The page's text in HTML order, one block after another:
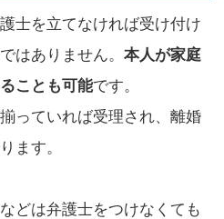
士を立てなければ受け付け
はありません。 本人が家庭
ことも可能です。
っていれば受理され、離婚
ます。
どは弁護士をつけなくても